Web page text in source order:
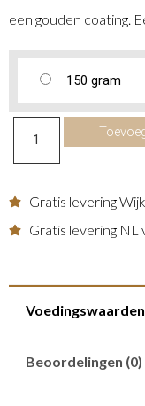
een gouden coating.
150 gram
Gratis levering
Gratis levering NL
Voedingswaarden
Beoordelingen (0)